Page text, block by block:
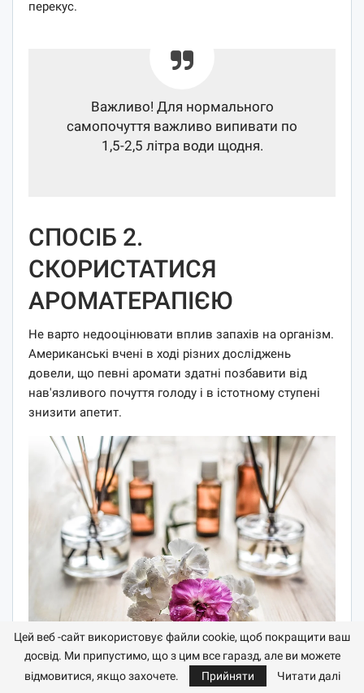
перекус.
Важливо! Для нормального
самопочуття важливо випивати по
1,5-2,5 літра води щодня.
СПОСІБ 2.
СКОРИСТАТИСЯ
АРОМАТЕРАПІЄЮ
Не варто недооцінювати вплив запахів на організм.
Американські вчені в ході різних досліджень
довели, що певні аромати здатні позбавити від
нав'язливого почуття голоду і в істотному ступені
знизити апетит.
Тому в такі моменти рекомендовано понюхати
ваніль, бергамот, м'яту, банан, корицю і навіть
Цей веб -сайт використовує файли cookie, щоб покращити ваш
досвід. Ми припустимо, що з цим все гаразд, але ви можете
відмовитися, якщо захочете.
Прийняти Читати далі